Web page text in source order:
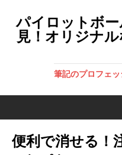
パイロットボ
見！オリジナ
筆記のプロフェ
便利で消せる！